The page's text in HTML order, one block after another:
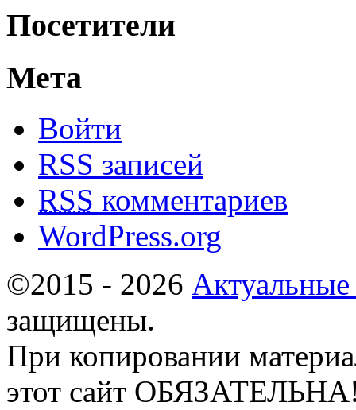
Посетители
Мета
Войти
RSS записей
RSS комментариев
WordPress.org
©2015 - 2026
защищены.
При копировании
этот сайт